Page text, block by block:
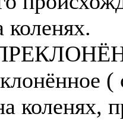
коленях.
коленях,